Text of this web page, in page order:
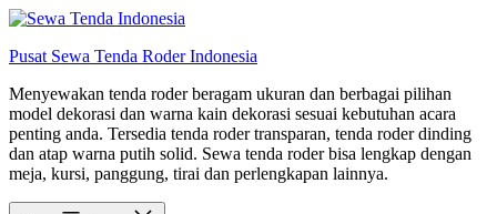
Lewati
konten
Pusat Sewa Tenda Roder Indonesia
Menyewakan tenda roder beragam ukuran dan berbagai pilihan
model dekorasi dan warna kain dekorasi sesuai kebutuhan acara
penting anda. Tersedia tenda roder transparan, tenda roder dinding
dan atap warna putih solid. Sewa tenda roder bisa lengkap dengan
meja, kursi, panggung, tirai dan perlengkapan lainnya.